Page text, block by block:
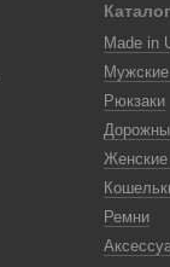
Каталог
Made in
Рюкзаки
Ремни